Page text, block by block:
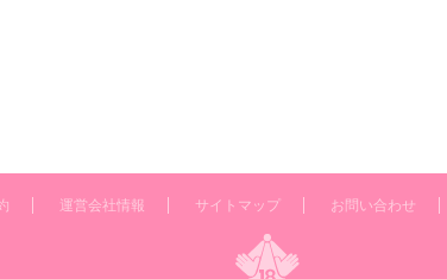
運営会社情報 サイトマップ お問い合わせ